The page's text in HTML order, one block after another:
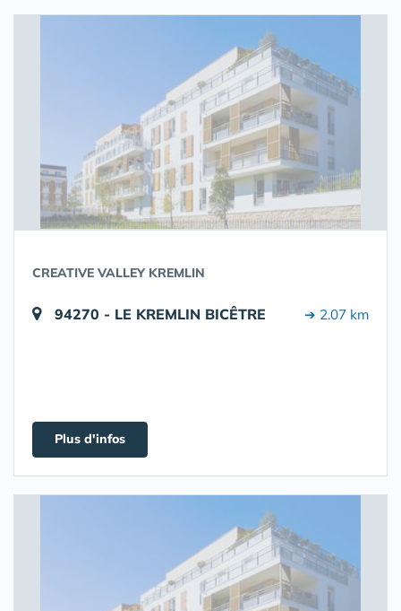
CREATIVE VALLEY KREMLIN
94270 - LE KREMLIN BICÊTRE ➔ 2.07 km
Plus d'infos